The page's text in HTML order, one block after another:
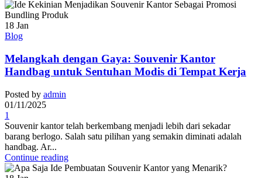
18 Jan
Blog
Melangkah dengan Gaya: Souvenir Kantor
Handbag untuk Sentuhan Modis di Tempat Kerja
Posted by admin
01/11/2025
1
Souvenir kantor telah berkembang menjadi lebih dari sekadar
barang berlogo. Salah satu pilihan yang semakin diminati adalah
handbag. Ar...
Continue reading